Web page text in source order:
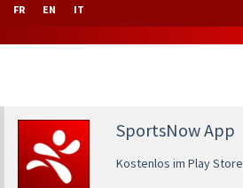
FR EN IT
SportsNow App
Kostenlos im Play Store